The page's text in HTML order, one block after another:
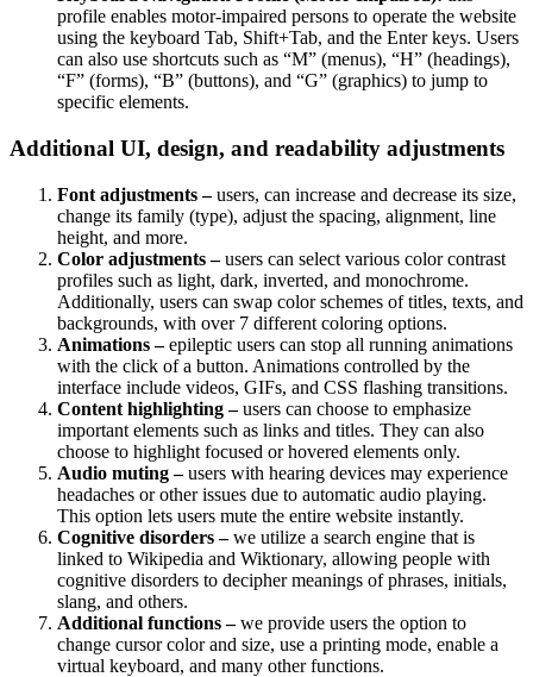
profile enables motor-impaired persons to operate the website
using the keyboard Tab, Shift+Tab, and the Enter keys. Users
can also use shortcuts such as “M” (menus), “H” (headings),
“F” (forms), “B” (buttons), and “G” (graphics) to jump to
specific elements.
Additional UI, design, and readability adjustments
Font adjustments –users, can increase and decrease its size,
change its family (type), adjust the spacing, alignment, line
height, and more.
Color adjustments –users can select various color contrast
profiles such as light, dark, inverted, and monochrome.
Additionally, users can swap color schemes of titles, texts, and
backgrounds, with over 7 different coloring options.
Animations –epileptic users can stop all running animations
with the click of a button. Animations controlled by the
interface include videos, GIFs, and CSS flashing transitions.
Content highlighting –users can choose to emphasize
important elements such as links and titles. They can also
choose to highlight focused or hovered elements only.
Audio muting –users with hearing devices may experience
headaches or other issues due to automatic audio playing.
This option lets users mute the entire website instantly.
Cognitive disorders –we utilize a search engine that is
linked to Wikipedia and Wiktionary, allowing people with
cognitive disorders to decipher meanings of phrases, initials,
slang, and others.
Additional functions –we provide users the option to
change cursor color and size, use a printing mode, enable a
virtual keyboard, and many other functions.